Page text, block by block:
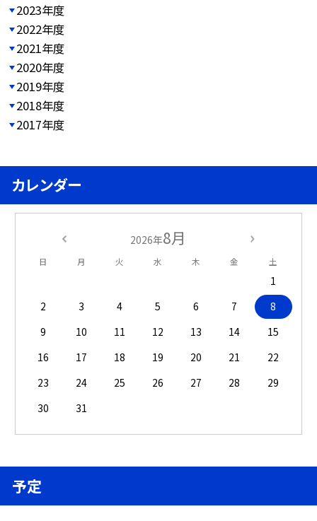
2023年度
2022年度
2021年度
2020年度
2019年度
2018年度
2017年度
カレンダー
2026年8月
日 月 火 水 木 金 土
1
2
3 4 5 6 7
8
9
10 11 12 13 14
15
16
17 18 19 20 21
22
23
24 25 26 27 28
29
30
31
予定